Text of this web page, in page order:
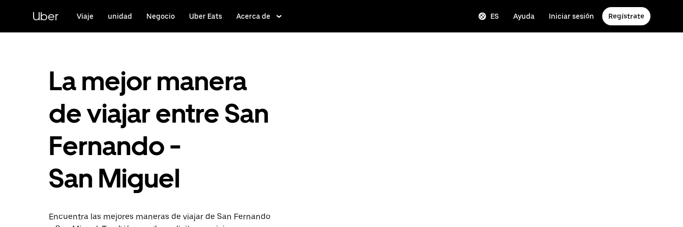
contenido
principal
Uber Viaje unidad Negocio Uber Eats Acerca de ES Ayuda Iniciar sesión Regístrate
La mejor manera
de viajar entre San
Fernando -
San Miguel
Encuentra las mejores maneras de viajar de San Fernando